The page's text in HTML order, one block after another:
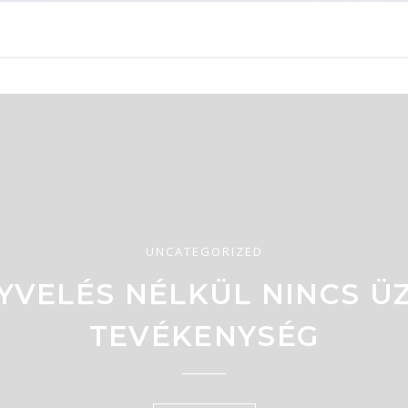
UNCATEGORIZED
NÉLKÜL NINCS
TEVÉKENYSÉG